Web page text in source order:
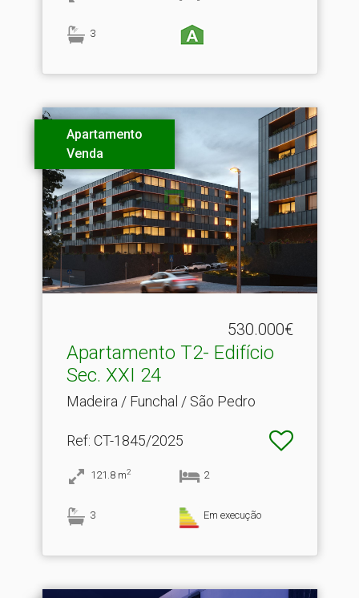
3
Apartamento
Venda
530.000€
Apartamento T2- Edifício
Sec.​ XXI 24
Madeira / Funchal / São Pedro
Ref: CT-1845/2025
121.8 m2 2
3 Em execução